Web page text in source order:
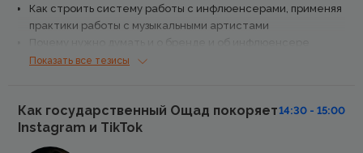
Как строить систему работы с инфлюенсерами, применяя
практики работы с музыкальными артистами
Как кретивность помогает влюбить инфлюенсеров в
Показать все тезисы
Как государственный Ощад покоряет
Instagram и TikTok
14:30 - 15:00